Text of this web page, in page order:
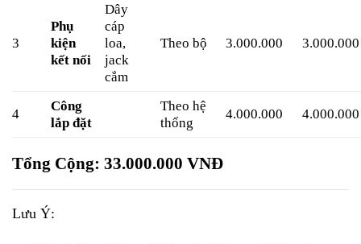
3
Phụ
kiện
kết nối
Dây
cáp
loa,
jack
cắm
Theo bộ 3.000.000 3.000.000
4
Công
lắp đặt
Theo hệ
thống
4.000.000 4.000.000
Tổng Cộng: 33.000.000 VNĐ
Lưu Ý: